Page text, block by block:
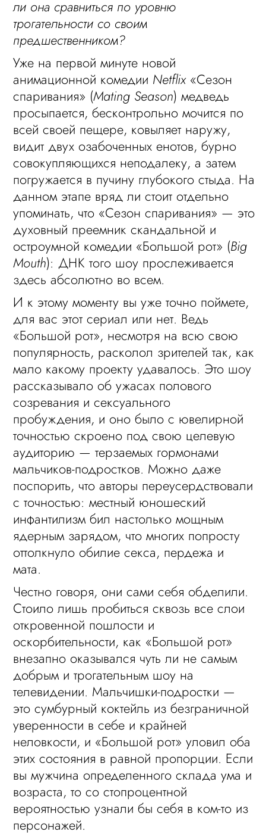
ли она сравниться по уровню
трогательности со своим
предшественником?
Уже на первой минуте новой
анимационной комедии Netflix«Сезон
спаривания» (Mating Season) медведь
просыпается, бесконтрольно мочится по
всей своей пещере, ковыляет наружу,
видит двух озабоченных енотов, бурно
совокупляющихся неподалеку, а затем
погружается в пучину глубокого стыда. На
данном этапе вряд ли стоит отдельно
упоминать, что «Сезон спаривания» — это
духовный преемник скандальной и
остроумной комедии «Большой рот» (Big
Mouth): ДНК того шоу прослеживается
здесь абсолютно во всем.
И к этому моменту вы уже точно поймете,
для вас этот сериал или нет. Ведь
«Большой рот», несмотря на всю свою
популярность, расколол зрителей так, как
мало какому проекту удавалось. Это шоу
рассказывало об ужасах полового
созревания и сексуального
пробуждения, и оно было с ювелирной
точностью скроено под свою целевую
аудиторию — терзаемых гормонами
мальчиков-подростков. Можно даже
поспорить, что авторы переусердствовали
с точностью: местный юношеский
инфантилизм бил настолько мощным
ядерным зарядом, что многих попросту
оттолкнуло обилие секса, пердежа и
мата.
Честно говоря, они сами себя обделили.
Стоило лишь пробиться сквозь все слои
откровенной пошлости и
оскорбительности, как «Большой рот»
внезапно оказывался чуть ли не самым
добрым и трогательным шоу на
телевидении. Мальчишки-подростки —
это сумбурный коктейль из безграничной
уверенности в себе и крайней
неловкости, и «Большой рот» уловил оба
этих состояния в равной пропорции. Если
вы мужчина определенного склада ума и
возраста, то со стопроцентной
вероятностью узнали бы себя в ком-то из
персонажей.